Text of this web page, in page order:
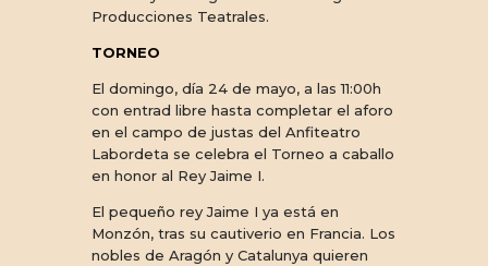
Producciones Teatrales.
TORNEO
El domingo, día 24 de mayo, a las 11:00h
con entrad libre hasta completar el aforo
en el campo de justas del Anfiteatro
Labordeta se celebra el Torneo a caballo
en honor al Rey Jaime I.
El pequeño rey Jaime I ya está en
Monzón, tras su cautiverio en Francia. Los
nobles de Aragón y Catalunya quieren